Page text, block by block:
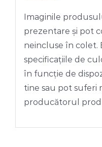
Imaginile
prezentare și pot
neincluse în colet.
specificațiile de
în funcție de
tine sau pot suferi
producătorul